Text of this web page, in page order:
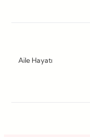
Aile Hayatı